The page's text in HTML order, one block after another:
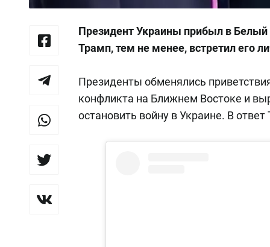
Президент Украины прибыл в
Трамп, тем не менее, встретил его
Президенты обменялись
конфликта на Ближнем Востоке и
остановить войну в Украине. В